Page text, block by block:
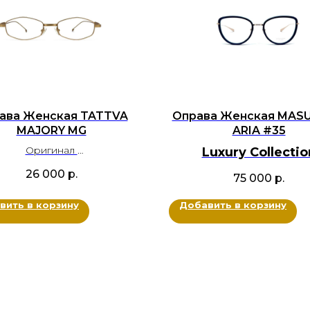
Женская TATTVA
MAJORY MG
Оригинал
Цвет: Золотой
26 000 р.
в корзину
Оправа Женская
ARIA #35
Luxury
BRANDOCHKI
Оригинал
Ацетат, Металл титан
Цвет: Черный, Синий,
75 000 р.
Добавить в корзину